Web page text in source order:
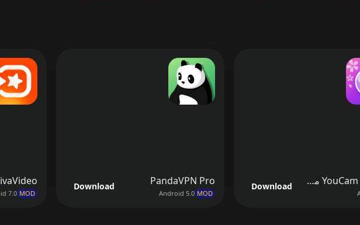
YouCam Perfect مهكر Download
PandaVPN Pro
MOD
Android 5.0
Download
MOD
7.0